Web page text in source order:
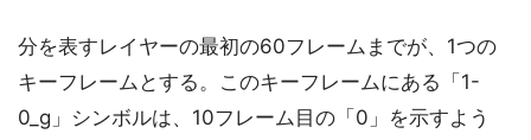
分を表すレイヤーの最初の60フレームまでが、1つの
キーフレームとする。このキーフレームにある「1-
0_g」シンボルは、10フレーム目の「0」を示すよう